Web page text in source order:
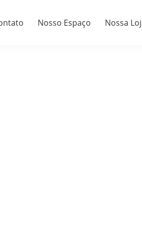
Nosso Espaço Nossa